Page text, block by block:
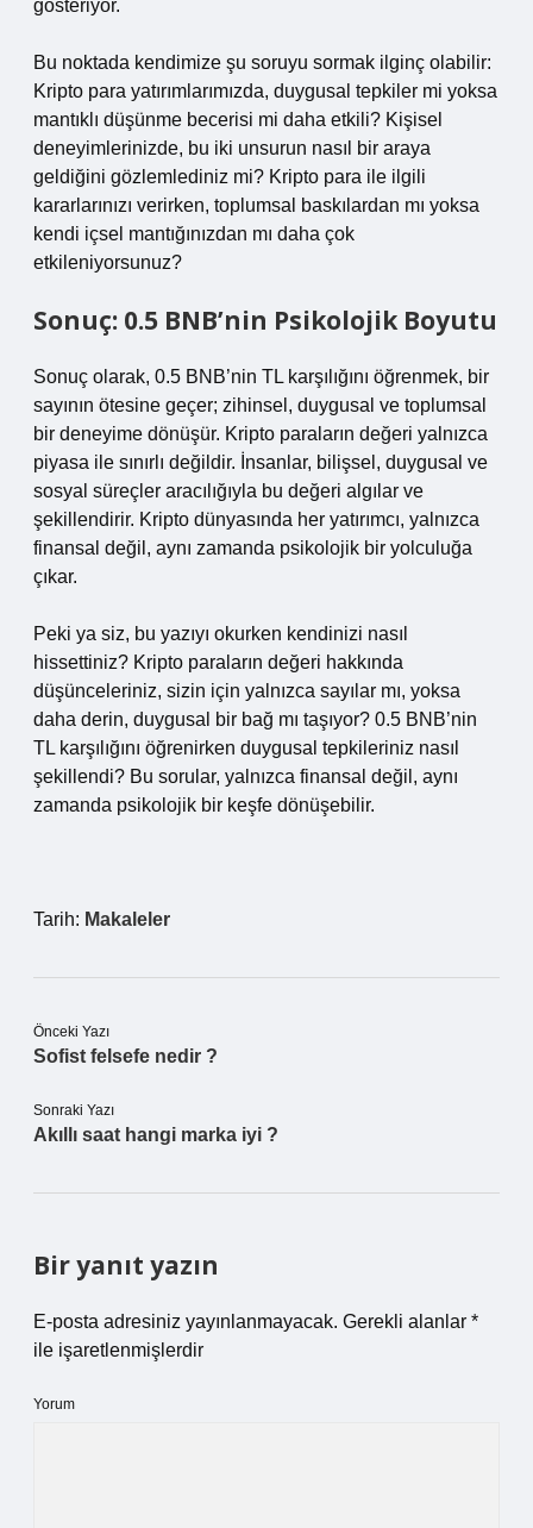
gösteriyor.
Bu noktada kendimize şu soruyu sormak ilginç olabilir:
Kripto para yatırımlarımızda, duygusal tepkiler mi yoksa
mantıklı düşünme becerisi mi daha etkili? Kişisel
deneyimlerinizde, bu iki unsurun nasıl bir araya
geldiğini gözlemlediniz mi? Kripto para ile ilgili
kararlarınızı verirken, toplumsal baskılardan mı yoksa
kendi içsel mantığınızdan mı daha çok
etkileniyorsunuz?
Sonuç: 0.5 BNB’nin Psikolojik Boyutu
Sonuç olarak, 0.5 BNB’nin TL karşılığını öğrenmek, bir
sayının ötesine geçer; zihinsel, duygusal ve toplumsal
bir deneyime dönüşür. Kripto paraların değeri yalnızca
piyasa ile sınırlı değildir. İnsanlar, bilişsel, duygusal ve
sosyal süreçler aracılığıyla bu değeri algılar ve
şekillendirir. Kripto dünyasında her yatırımcı, yalnızca
finansal değil, aynı zamanda psikolojik bir yolculuğa
çıkar.
Peki ya siz, bu yazıyı okurken kendinizi nasıl
hissettiniz? Kripto paraların değeri hakkında
düşünceleriniz, sizin için yalnızca sayılar mı, yoksa
daha derin, duygusal bir bağ mı taşıyor? 0.5 BNB’nin
TL karşılığını öğrenirken duygusal tepkileriniz nasıl
şekillendi? Bu sorular, yalnızca finansal değil, aynı
zamanda psikolojik bir keşfe dönüşebilir.
Tarih: Makaleler
Önceki Yazı
Sofist felsefe nedir ?
Sonraki Yazı
Akıllı saat hangi marka iyi ?
Bir yanıt yazın
E-posta adresiniz yayınlanmayacak. Gerekli alanlar *
ile işaretlenmişlerdir
Yorum